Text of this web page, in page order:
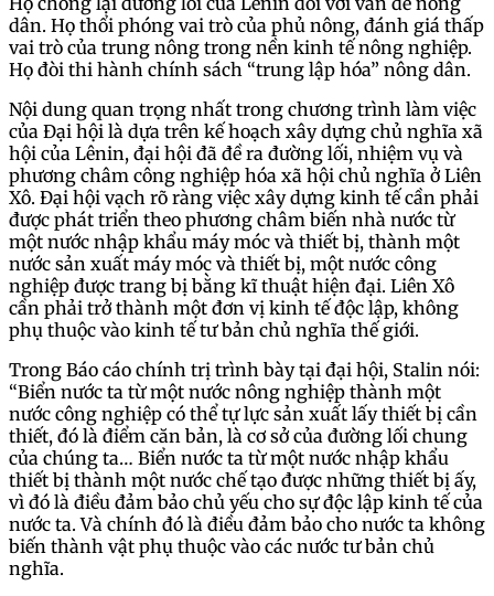
dân. Họ thổi phóng vai trò của phủ nông, đánh giá thấp
vai trò của trung nông trong nền kinh tế nông nghiệp.
Họ đòi thi hành chính sách “trung lập hóa” nông dân.
Nội dung quan trọng nhất trong chương trình làm việc
của Đại hội là dựa trên kế hoạch xây dựng chủ nghĩa xã
hội của Lênin, đại hội đã đề ra đường lối, nhiệm vụ và
phương châm công nghiệp hóa xã hội chủ nghĩa ở Liên
Xô. Đại hội vạch rõ ràng việc xây dựng kinh tế cần phải
được phát triển theo phương châm biến nhà nước từ
một nước nhập khẩu máy móc và thiết bị, thành một
nước sản xuất máy móc và thiết bị, một nước công
nghiệp được trang bị bằng kĩ thuật hiện đại. Liên Xô
cần phải trở thành một đơn vị kinh tế độc lập, không
phụ thuộc vào kinh tế tư bản chủ nghĩa thế giới.
Trong Báo cáo chính trị trình bày tại đại hội, Stalin nói:
“Biển nước ta từ một nước nông nghiệp thành một
nước công nghiệp có thể tự lực sản xuất lấy thiết bị cần
thiết, đó là điểm căn bản, là cơ sở của đường lối chung
của chúng ta… Biển nước ta từ một nước nhập khẩu
thiết bị thành một nước chế tạo được những thiết bị ấy,
vì đó là điều đảm bảo chủ yếu cho sự độc lập kinh tế của
nước ta. Và chính đó là điều đảm bảo cho nước ta không
biến thành vật phụ thuộc vào các nước tư bản chủ
nghĩa.